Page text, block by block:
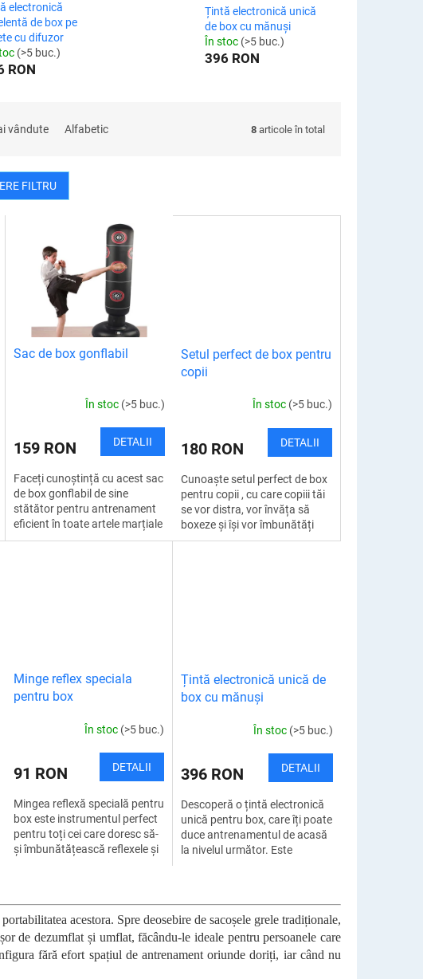
electronică
de box pe
cu difuzor
(>5 buc.)
RON
Țintă electronică unică
de box cu mănuși
În stoc (>5 buc.)
396 RON
vândute Alfabetic 8 articole în total
FILTRU
Sac de box gonflabil
În stoc (>5 buc.)
159 RON DETALII
Faceți cunoștință cu acest sac
de box gonflabil de sine
stătător pentru antrenament
eficient în toate artele marțiale
și cardio. Datorită designului
Setul perfect de box pentru
copii
În stoc (>5 buc.)
180 RON DETALII
Cunoaște setul perfect de box
pentru copii , cu care copiii tăi
se vor distra, vor învăța să
boxeze și își vor îmbunătăți
abilitățile motorii. Setul de box
Minge reflex speciala
pentru box
În stoc (>5 buc.)
91 RON DETALII
Mingea reflexă specială pentru
box este instrumentul perfect
pentru toți cei care doresc să-
și îmbunătățească reflexele și
Țintă electronică unică de
box cu mănuși
În stoc (>5 buc.)
396 RON DETALII
Descoperă o țintă electronică
unică pentru box, care îți poate
duce antrenamentul de acasă
la nivelul următor. Este
o
n
t
r
o
acestora. Spre deosebire de sacoșele grele tradiționale,
de dezumflat și umflat, făcându-le ideale pentru persoanele care
fără efort spațiul de antrenament oriunde doriți, iar când nu